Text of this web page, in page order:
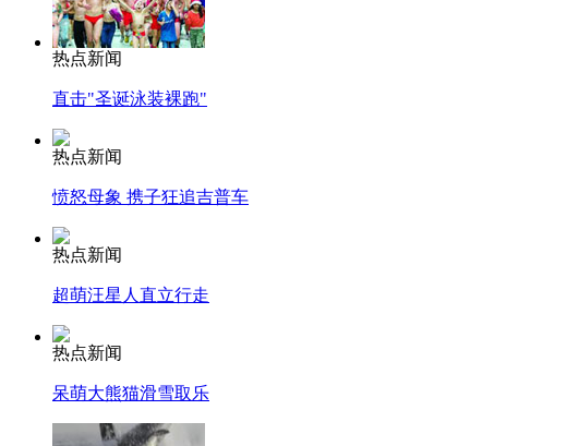
热点新闻
直击"圣诞泳装裸跑"
热点新闻
愤怒母象 携子狂追吉普车
热点新闻
超萌汪星人直立行走
热点新闻
呆萌大熊猫滑雪取乐